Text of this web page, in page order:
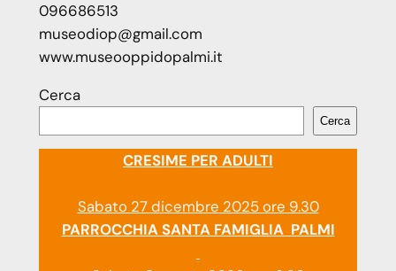
096686513
museodiop@gmail.com
www.museooppidopalmi.it
Cerca
Cerca
CRESIME PER ADULTI
Sabato 27 dicembre 2025 ore 9.30
PARROCCHIA SANTA FAMIGLIA PALMI